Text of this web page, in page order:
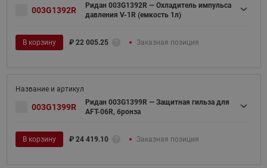
003G1392R
Ридан 003G1392R — Охладитель импульса
давления V-1R (емкость 1л)
В корзину ₽ 22 005.25 Заказная позиция
003G1399R
Ридан 003G1399R — Защитная гильза для
AFT-06R, бронза
В корзину ₽ 24 419.10 Заказная позиция